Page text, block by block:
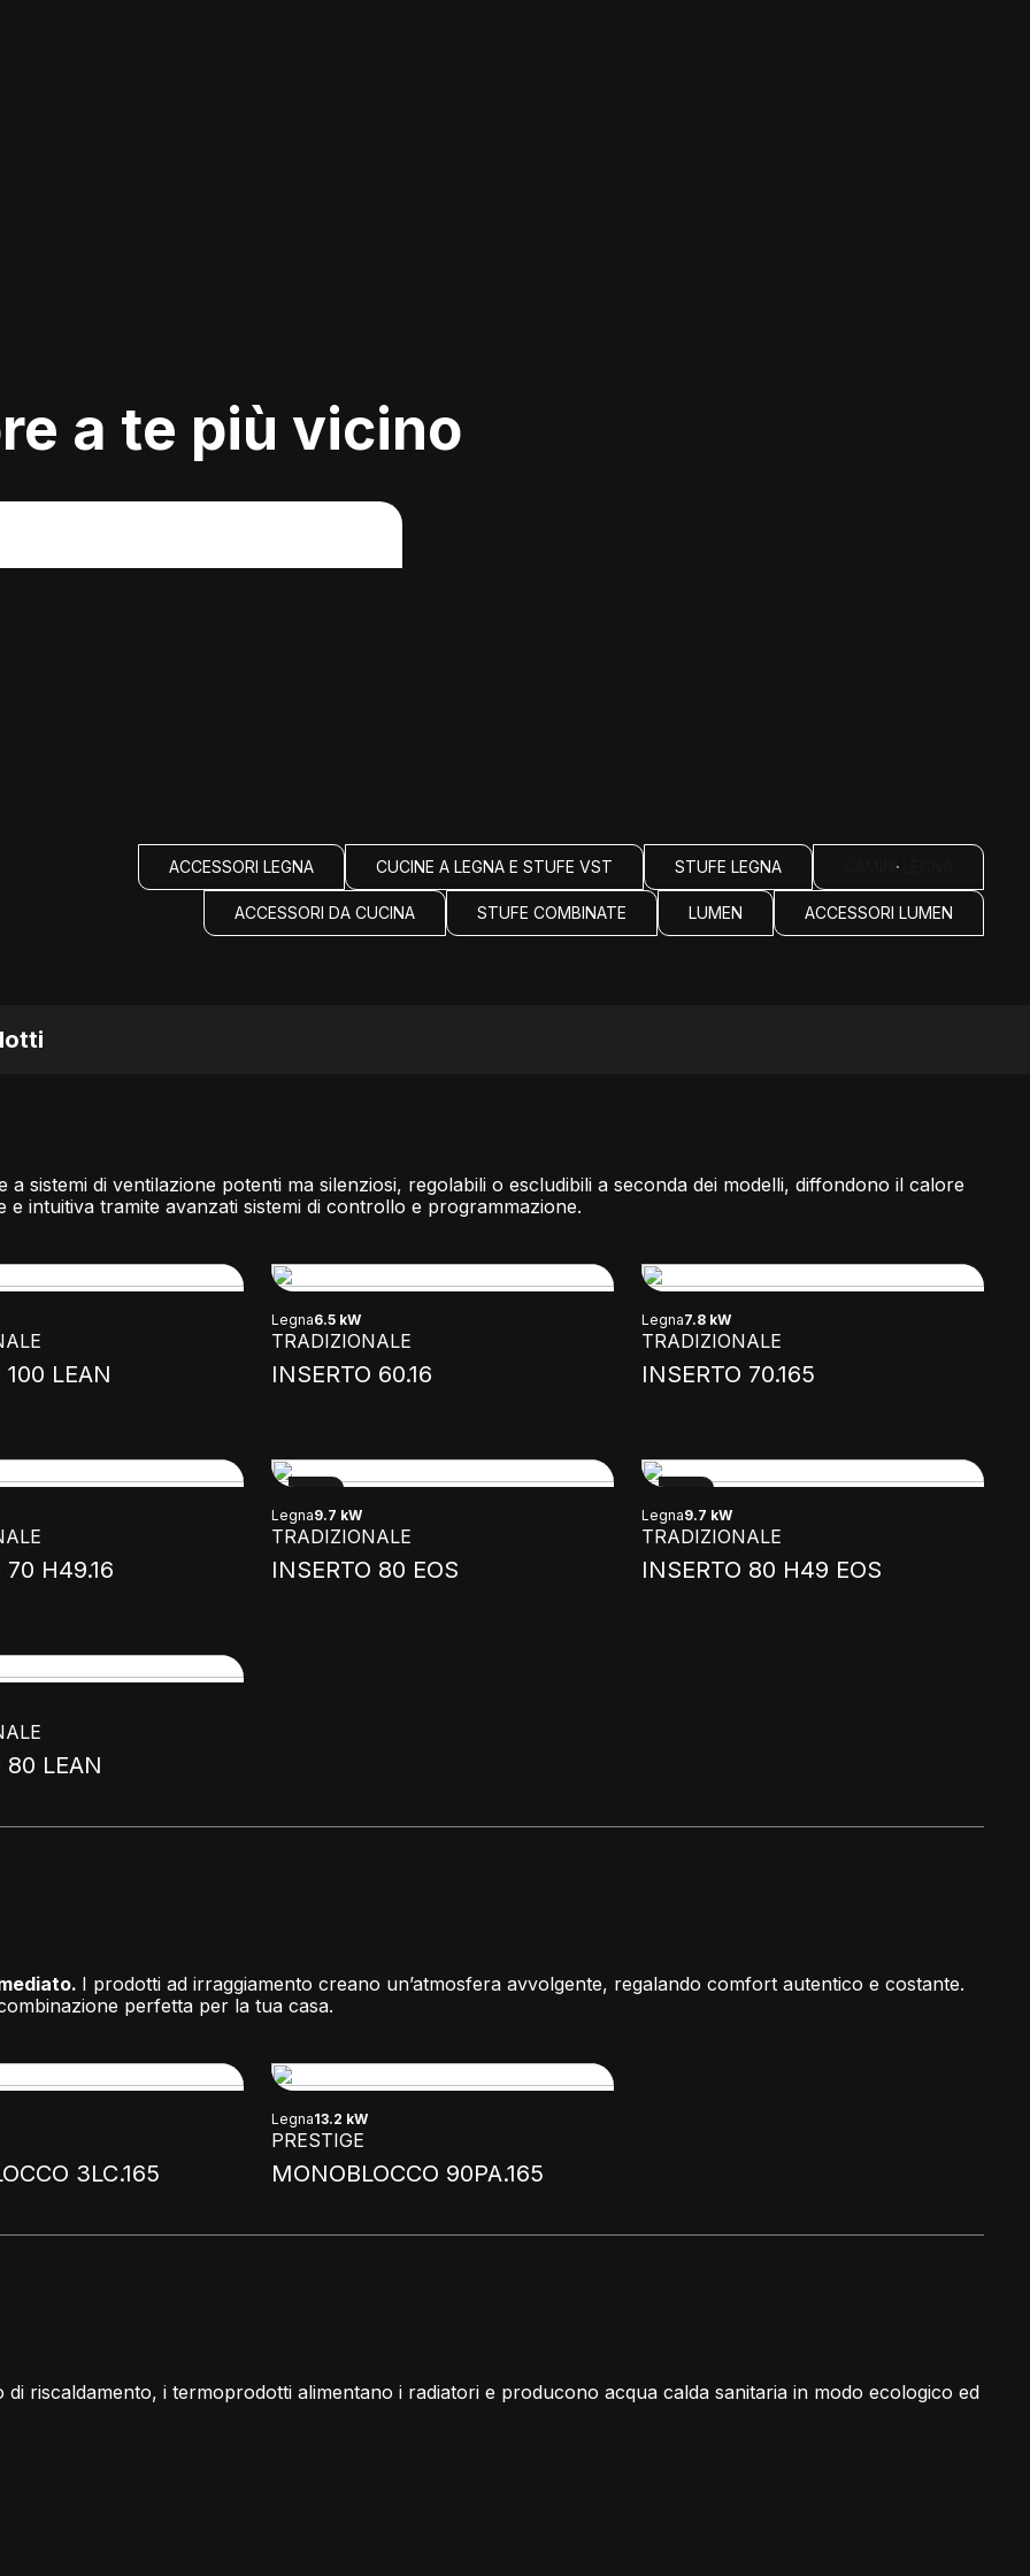
a te più vicino
ACCESSORI LEGNA CUCINE A LEGNA E STUFE VST STUFE LEGNA CAMINI LEGNA
ACCESSORI DA CUCINA STUFE COMBINATE LUMEN ACCESSORI LUMEN
a sistemi di ventilazione potenti ma silenziosi, regolabili o escludibili a seconda dei modelli, diffondono il calore
intuitiva tramite avanzati sistemi di controllo e programmazione.
100 LEAN
Legna6.5 kW
TRADIZIONALE
INSERTO 60.16
Legna7.8 kW
TRADIZIONALE
INSERTO 70.165
70 H49.16
Legna9.7 kW
TRADIZIONALE
INSERTO 80 EOS
Legna9.7 kW
TRADIZIONALE
INSERTO 80 H49 EOS
80 LEAN
I prodotti ad irraggiamento creano un’atmosfera avvolgente, regalando comfort autentico e costante.
perfetta per la tua casa.
3LC.165
Legna13.2 kW
PRESTIGE
MONOBLOCCO 90PA.165
di riscaldamento, i termoprodotti alimentano i radiatori e producono acqua calda sanitaria in modo ecologico ed